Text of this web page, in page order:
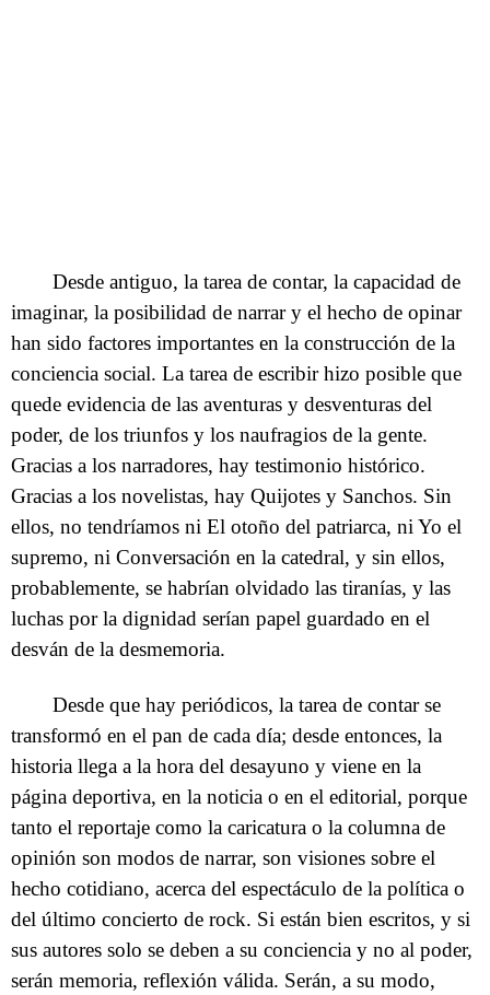
Desde antiguo, la tarea de contar, la capacidad de
imaginar, la posibilidad de narrar y el hecho de opinar
han sido factores importantes en la construcción de la
conciencia social. La tarea de escribir hizo posible que
quede evidencia de las aventuras y desventuras del
poder, de los triunfos y los naufragios de la gente.
Gracias a los narradores, hay testimonio histórico.
Gracias a los novelistas, hay Quijotes y Sanchos. Sin
ellos, no tendríamos ni El otoño del patriarca, ni Yo el
supremo, ni Conversación en la catedral, y sin ellos,
probablemente, se habrían olvidado las tiranías, y las
luchas por la dignidad serían papel guardado en el
desván de la desmemoria.
Desde que hay periódicos, la tarea de contar se
transformó en el pan de cada día; desde entonces, la
historia llega a la hora del desayuno y viene en la
página deportiva, en la noticia o en el editorial, porque
tanto el reportaje como la caricatura o la columna de
opinión son modos de narrar, son visiones sobre el
hecho cotidiano, acerca del espectáculo de la política o
del último concierto de rock. Si están bien escritos, y si
sus autores solo se deben a su conciencia y no al poder,
serán memoria, reflexión válida. Serán, a su modo,